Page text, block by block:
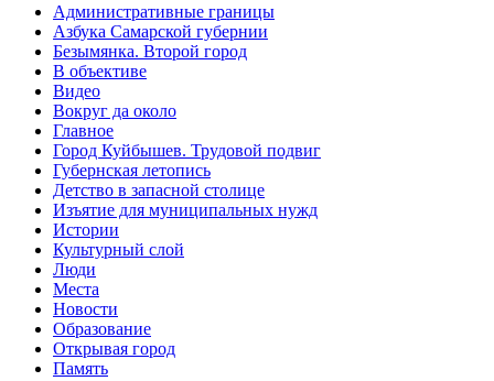
Административные границы
Азбука Самарской губернии
Безымянка. Второй город
В объективе
Видео
Вокруг да около
Главное
Город Куйбышев. Трудовой подвиг
Губернская летопись
Детство в запасной столице
Изъятие для муниципальных нужд
Истории
Культурный слой
Люди
Места
Новости
Образование
Открывая город
Память